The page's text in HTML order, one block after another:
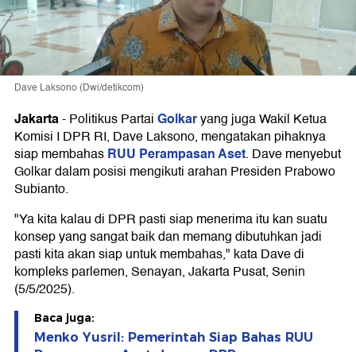
Dave Laksono (Dwi/detikcom)
Jakarta-Politikus PartaiGolkaryang juga Wakil Ketua
Komisi I DPR RI, Dave Laksono, mengatakan pihaknya
siap membahasRUU Perampasan Aset. Dave menyebut
Golkar dalam posisi mengikuti arahan Presiden Prabowo
Subianto.
"Ya kita kalau di DPR pasti siap menerima itu kan suatu
konsep yang sangat baik dan memang dibutuhkan jadi
pasti kita akan siap untuk membahas," kata Dave di
kompleks parlemen, Senayan, Jakarta Pusat, Senin
(5/5/2025).
Baca juga:
Menko Yusril: Pemerintah Siap Bahas RUU